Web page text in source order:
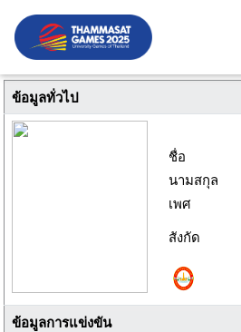
ข้อมูลทั่วไป
ชื่อ
นามสกุล
เพศ
สังกัด
ข้อมูลการแข่งขัน